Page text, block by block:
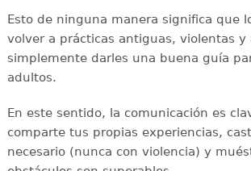
Esto de ninguna manera significa que
volver a prácticas antiguas, violentas
simplemente darles una buena guía
adultos.
En este sentido, la comunicación es
comparte tus propias experiencias,
necesario (nunca con violencia) y